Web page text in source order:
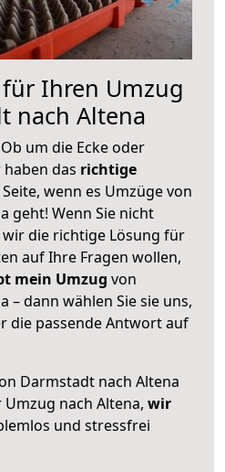
für Ihren Umzug
nach Altena
um die Ecke oder
das richtige
wenn es Umzüge von
geht! Wenn Sie nicht
die richtige Lösung für
auf Ihre Fragen wollen,
mein Umzug von
– dann wählen Sie sie uns,
die passende Antwort auf
Darmstadt nach Altena
nach Altena, wir
und stressfrei